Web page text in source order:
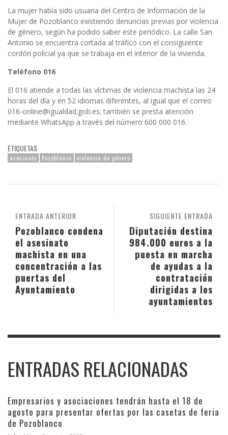
La mujer había sido usuaria del Centro de Información de la
Mujer de Pozoblanco existiendo denuncias previas por violencia
de género, según ha podido saber este periódico. La calle San
Antonio se encuentra cortada al tráfico con el consiguiente
cordón policial ya que se trabaja en el interior de la vivienda.
Teléfono 016
El 016 atiende a todas las víctimas de violencia machista las 24
horas del día y en 52 idiomas diferentes, al igual que el correo
016-online@igualdad.gob.es; también se presta atención
mediante WhatsApp a través del número 600 000 016.
ETIQUETAS
asesinato Pozoblanco violencia de género
SIGUIENTE ENTRADA
Diputación destina
984.000 euros a la
puesta en marcha
de ayudas a la
contratación
dirigidas a los
ayuntamientos
ENTRADA ANTERIOR
Pozoblanco condena
el asesinato
machista en una
concentración a las
puertas del
Ayuntamiento
ENTRADAS RELACIONADAS
Empresarios y asociaciones tendrán hasta el 18 de
agosto para presentar ofertas por las casetas de feria
de Pozoblanco